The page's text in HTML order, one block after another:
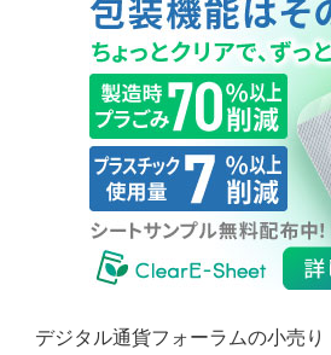
デジタル通貨フォーラムの小売り